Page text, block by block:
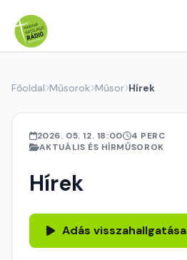
Főoldal Műsorok Műsor Hírek
2026. 05. 12. 18:00
4 PERC
AKTUÁLIS ÉS HÍRMŰSOROK
Hírek
Adás visszahallgatása